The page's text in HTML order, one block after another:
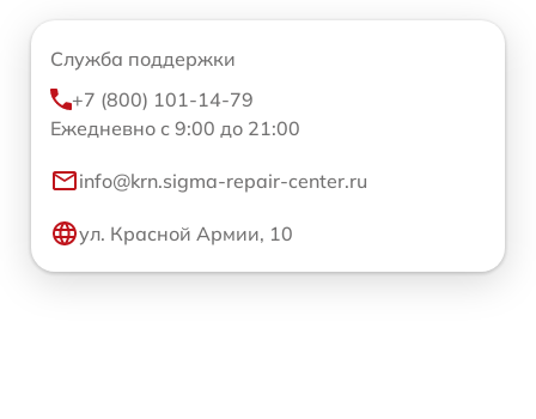
Служба поддержки
+7 (800) 101-14-79
Ежедневно с 9:00 до 21:00
info@krn.sigma-repair-center.ru
ул. Красной Армии, 10